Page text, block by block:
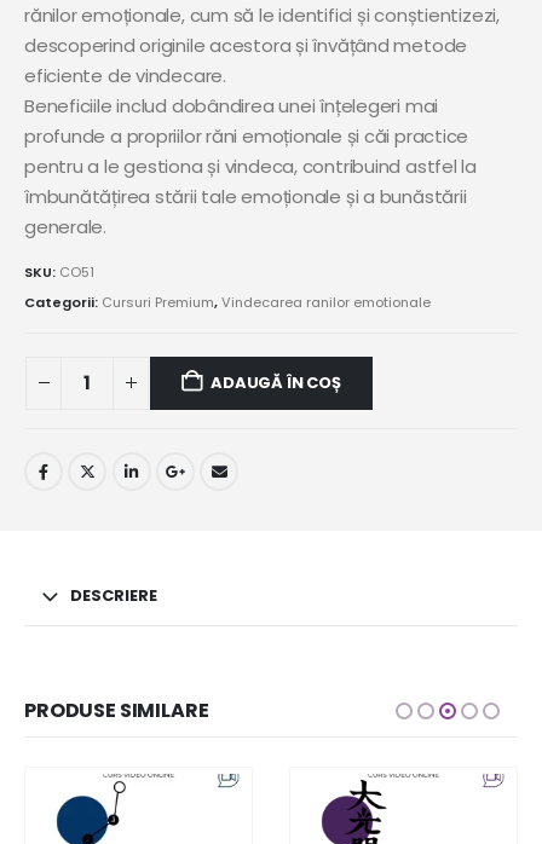
rănilor emoționale, cum să le identifici și conștientizezi,
descoperind originile acestora și învățând metode
eficiente de vindecare.
Beneficiile includ dobândirea unei înțelegeri mai
profunde a propriilor răni emoționale și căi practice
pentru a le gestiona și vindeca, contribuind astfel la
îmbunătățirea stării tale emoționale și a bunăstării
generale.
SKU: CO51
Categorii: Cursuri Premium,Vindecarea ranilor emotionale
ADAUGĂ ÎN COȘ
DESCRIERE
PRODUSE SIMILARE